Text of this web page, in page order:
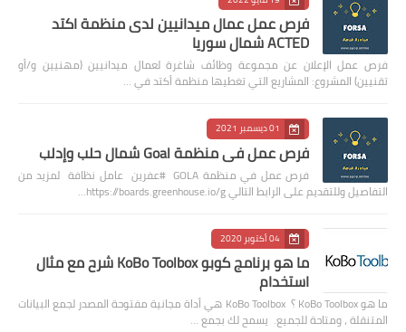
فرص عمل عمال ميدانيين لدى منظمة اكتد
ACTED شمال سوريا
فرص عمل الإعلان عن مجموعة وظائف شاغرة لعمال ميدانيين (مهنيين و/أو
تقنيين) المشروع: المشاريع التي تغطيها منظمة أكتد في …
01 ديسمبر 2021
فرص عمل في منظمة Goal شمال حلب وإدلب
فرص عمل في منظمة GOLA #عفرين عامل نظافة لمزيد من
التفاصيل وللتقديم على الرابط التالي https://boards.greenhouse.io/g…
04 أكتوبر 2020
ما هو برنامج كوبو KoBo Toolbox شرح مع مثال
استخدام
ما هو KoBo Toolbox ؟ KoBo Toolbox هي أداة مجانية مفتوحة المصدر لجمع البيانات
المتنقلة ، ومتاحة للجميع. يسمح لك بجمع …